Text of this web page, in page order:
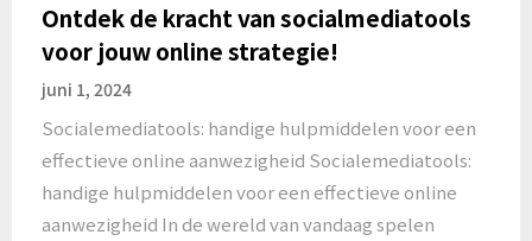
Ontdek de kracht van socialmediatools
voor jouw online strategie!
juni 1, 2024
Socialemediatools: handige hulpmiddelen voor een
effectieve online aanwezigheid Socialemediatools:
handige hulpmiddelen voor een effectieve online
aanwezigheid In de wereld van vandaag spelen